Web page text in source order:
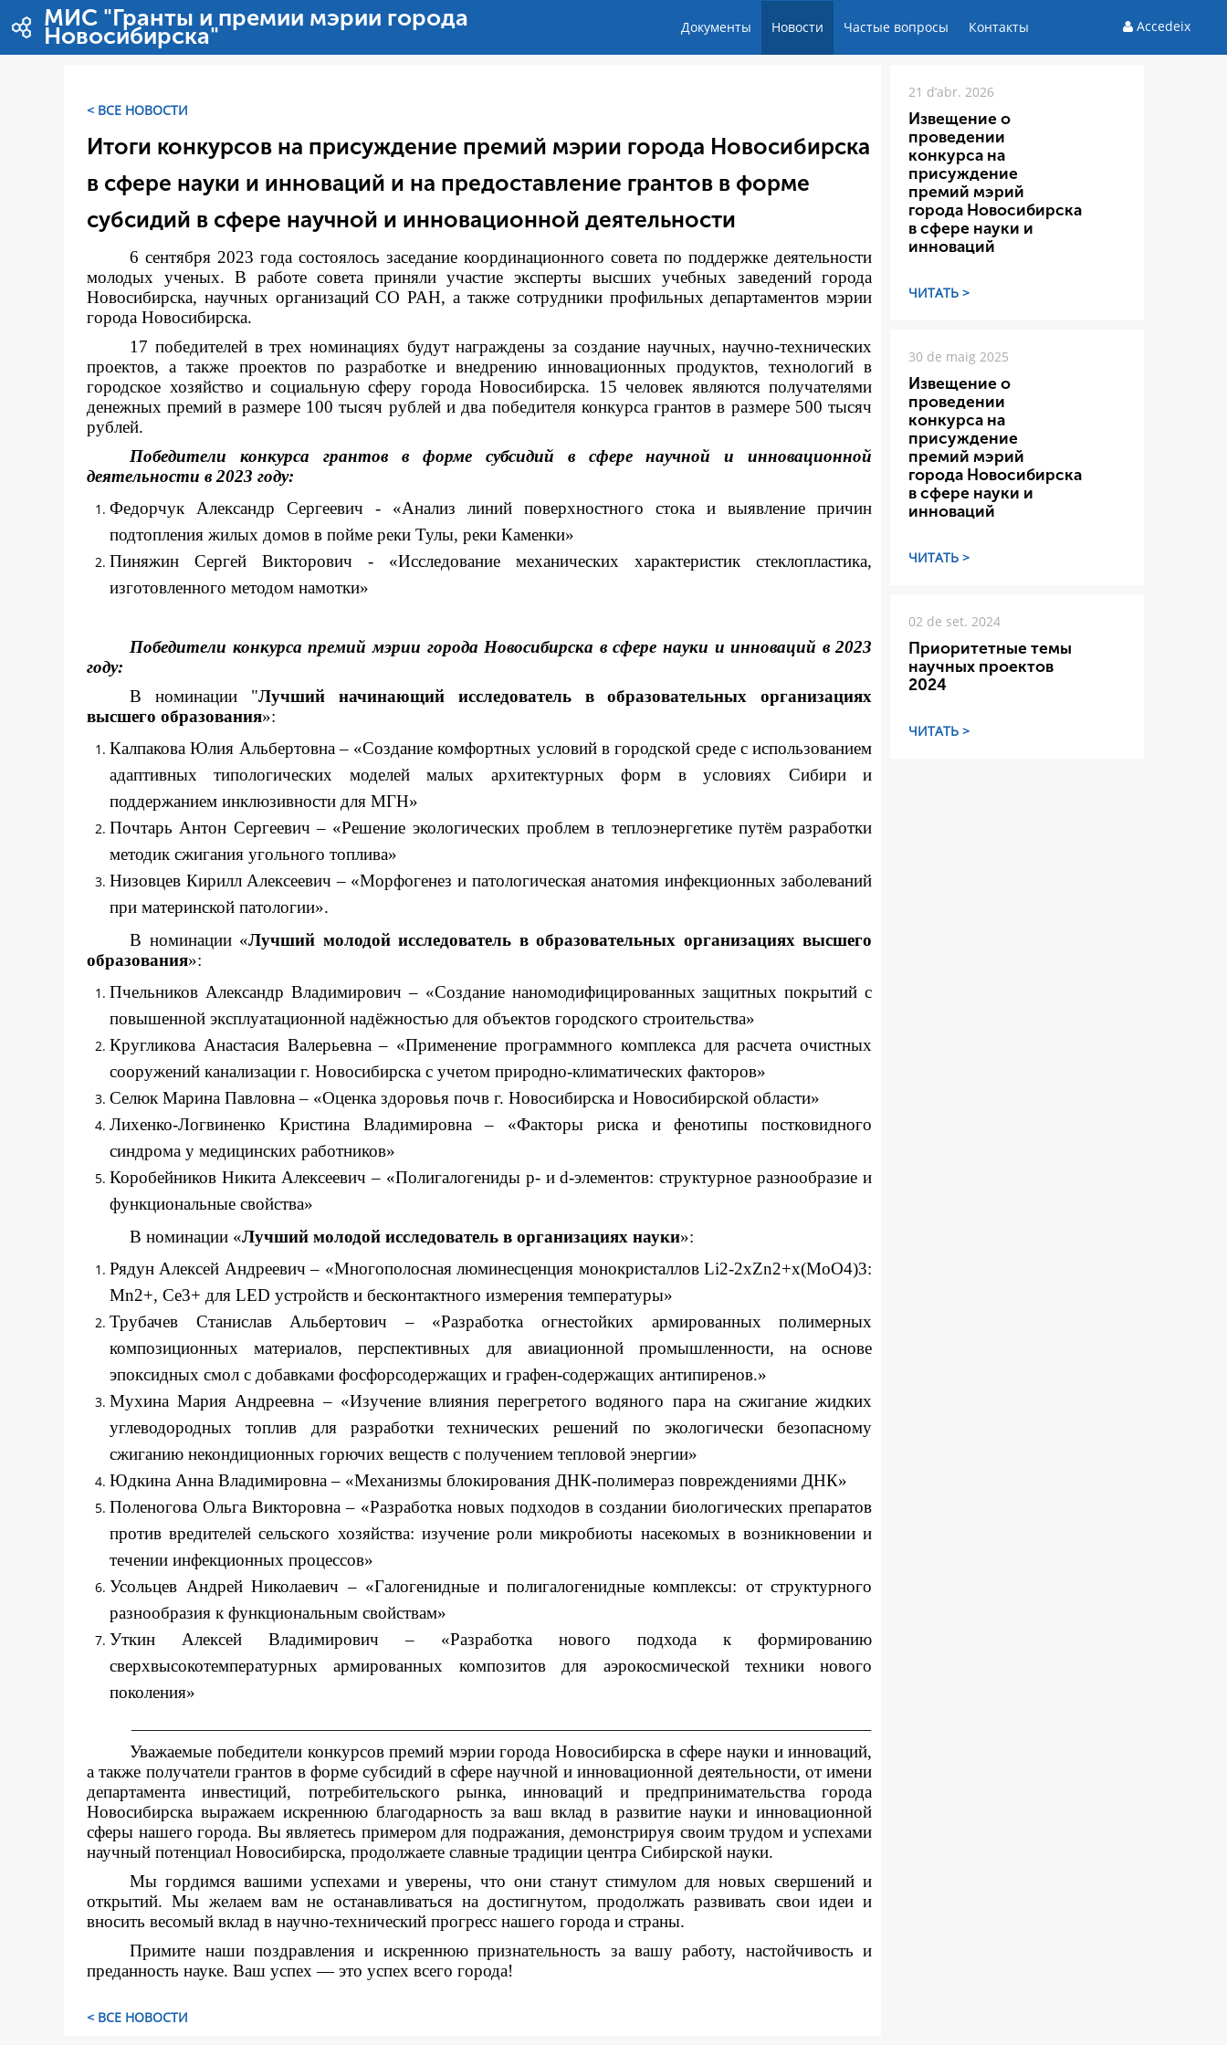
Salta al contigut
МИС "Гранты и премии мэрии города
Новосибирска" Документы Новости Частые вопросы Контакты Accedeix
< ВСЕ НОВОСТИ
Итоги конкурсов на присуждение премий мэрии города Новосибирска
в сфере науки и инноваций и на предоставление грантов в форме
субсидий в сфере научной и инновационной деятельности
6 сентября 2023 года состоялось заседание координационного совета по поддержке деятельности
молодых ученых. В работе совета приняли участие эксперты высших учебных заведений города
Новосибирска, научных организаций СО РАН, а также сотрудники профильных департаментов мэрии
города Новосибирска.
17 победителей в трех номинациях будут награждены за создание научных, научно-технических
проектов, а также проектов по разработке и внедрению инновационных продуктов, технологий в
городское хозяйство и социальную сферу города Новосибирска. 15 человек являются получателями
денежных премий в размере 100 тысяч рублей и два победителя конкурса грантов в размере 500 тысяч
рублей.
Победители конкурса грантов в форме субсидий в сфере научной и инновационной
деятельности в 2023 году:
Федорчук Александр Сергеевич - «Анализ линий поверхностного стока и выявление причин
подтопления жилых домов в пойме реки Тулы, реки Каменки»
Пиняжин Сергей Викторович - «Исследование механических характеристик стеклопластика,
изготовленного методом намотки»
Победители конкурса премий мэрии города Новосибирска в сфере науки и инноваций в 2023
году:
В номинации "Лучший начинающий исследователь в образовательных организациях
высшего образования»:
Калпакова Юлия Альбертовна – «Создание комфортных условий в городской среде с использованием
адаптивных типологических моделей малых архитектурных форм в условиях Сибири и
поддержанием инклюзивности для МГН»
Почтарь Антон Сергеевич – «Решение экологических проблем в теплоэнергетике путём разработки
методик сжигания угольного топлива»
Низовцев Кирилл Алексеевич – «Морфогенез и патологическая анатомия инфекционных заболеваний
при материнской патологии».
В номинации «Лучший молодой исследователь в образовательных организациях высшего
образования»:
Пчельников Александр Владимирович – «Создание наномодифицированных защитных покрытий с
повышенной эксплуатационной надёжностью для объектов городского строительства»
Кругликова Анастасия Валерьевна – «Применение программного комплекса для расчета очистных
сооружений канализации г. Новосибирска с учетом природно-климатических факторов»
Селюк Марина Павловна – «Оценка здоровья почв г. Новосибирска и Новосибирской области»
Лихенко-Логвиненко Кристина Владимировна – «Факторы риска и фенотипы постковидного
синдрома у медицинских работников»
Коробейников Никита Алексеевич – «Полигалогениды p- и d-элементов: структурное разнообразие и
функциональные свойства»
В номинации «Лучший молодой исследователь в организациях науки»:
Рядун Алексей Андреевич – «Многополосная люминесценция монокристаллов Li2-2xZn2+x(MoO4)3:
Mn2+, Ce3+ для LED устройств и бесконтактного измерения температуры»
Трубачев Станислав Альбертович – «Разработка огнестойких армированных полимерных
композиционных материалов, перспективных для авиационной промышленности, на основе
эпоксидных смол с добавками фосфорсодержащих и графен-содержащих антипиренов.»
Мухина Мария Андреевна – «Изучение влияния перегретого водяного пара на сжигание жидких
углеводородных топлив для разработки технических решений по экологически безопасному
сжиганию некондиционных горючих веществ с получением тепловой энергии»
Юдкина Анна Владимировна – «Механизмы блокирования ДНК-полимераз повреждениями ДНК»
Поленогова Ольга Викторовна – «Разработка новых подходов в создании биологических препаратов
против вредителей сельского хозяйства: изучение роли микробиоты насекомых в возникновении и
течении инфекционных процессов»
Усольцев Андрей Николаевич – «Галогенидные и полигалогенидные комплексы: от структурного
разнообразия к функциональным свойствам»
Уткин Алексей Владимирович – «Разработка нового подхода к формированию
сверхвысокотемпературных армированных композитов для аэрокосмической техники нового
поколения»
Уважаемые победители конкурсов премий мэрии города Новосибирска в сфере науки и инноваций,
а также получатели грантов в форме субсидий в сфере научной и инновационной деятельности, от имени
департамента инвестиций, потребительского рынка, инноваций и предпринимательства города
Новосибирска выражаем искреннюю благодарность за ваш вклад в развитие науки и инновационной
сферы нашего города. Вы являетесь примером для подражания, демонстрируя своим трудом и успехами
научный потенциал Новосибирска, продолжаете славные традиции центра Сибирской науки.
Мы гордимся вашими успехами и уверены, что они станут стимулом для новых свершений и
открытий. Мы желаем вам не останавливаться на достигнутом, продолжать развивать свои идеи и
вносить весомый вклад в научно-технический прогресс нашего города и страны.
Примите наши поздравления и искреннюю признательность за вашу работу, настойчивость и
преданность науке. Ваш успех — это успех всего города!
< ВСЕ НОВОСТИ
21 d’abr. 2026
Извещение о
проведении
конкурса на
присуждение
премий мэрий
города Новосибирска
в сфере науки и
инноваций
ЧИТАТЬ >
30 de maig 2025
Извещение о
проведении
конкурса на
присуждение
премий мэрий
города Новосибирска
в сфере науки и
инноваций
ЧИТАТЬ >
02 de set. 2024
Приоритетные темы
научных проектов
2024
ЧИТАТЬ >